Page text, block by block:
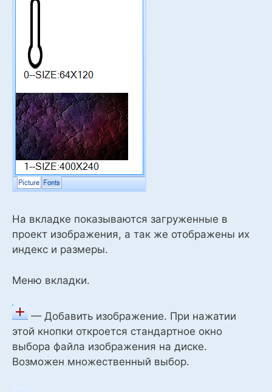
На вкладке показываются загруженные в
проект изображения, а так же отображены их
индекс и размеры.
Меню вкладки.
— Добавить изображение. При нажатии
этой кнопки откроется стандартное окно
выбора файла изображения на диске.
Возможен множественный выбор.